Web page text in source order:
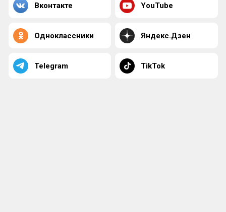
Вконтакте YouTube
Одноклассники Яндекс.Дзен
Telegram TikTok